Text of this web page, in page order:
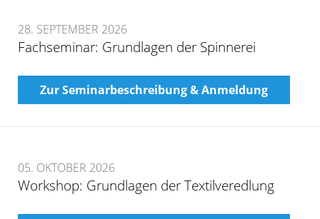
28. SEPTEMBER 2026
Fachseminar: Grundlagen der Spinnerei
Zur Seminarbeschreibung & Anmeldung
05. OKTOBER 2026
Workshop: Grundlagen der Textilveredlung